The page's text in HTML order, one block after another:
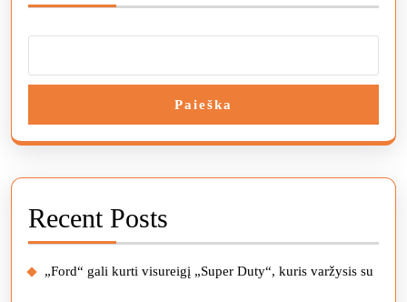
Paieška
Recent Posts
„Ford“ gali kurti visureigį „Super Duty“, kuris varžysis su